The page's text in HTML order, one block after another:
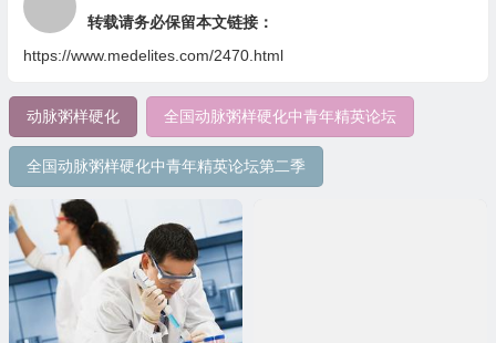
转载请务必保留本文链接：
https://www.medelites.com/2470.html
动脉粥样硬化 全国动脉粥样硬化中青年精英论坛
全国动脉粥样硬化中青年精英论坛第二季